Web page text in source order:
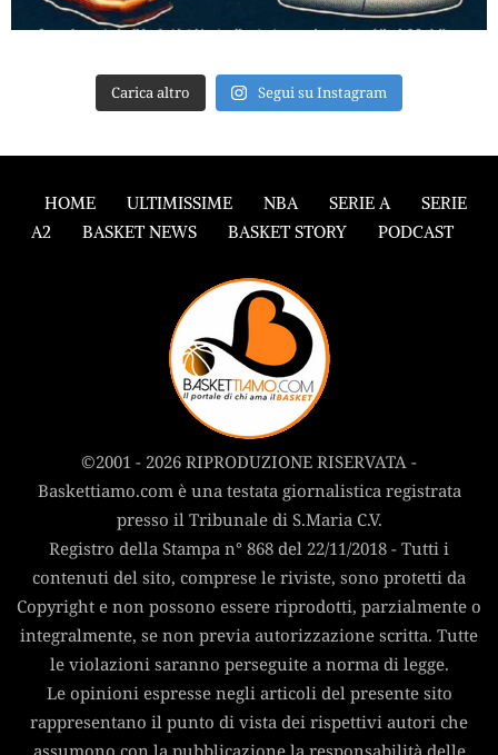
Carica altro Segui su Instagram
HOME ULTIMISSIME NBA SERIE A
SERIE
A2
BASKET NEWS BASKET STORY PODCAST
©2001 - 2026 RIPRODUZIONE RISERVATA -
Baskettiamo.com è una testata giornalistica registrata
presso il Tribunale di S.Maria C.V.
Registro della Stampa n° 868 del 22/11/2018 - Tutti i
contenuti del sito, comprese le riviste, sono protetti da
Copyright e non possono essere riprodotti, parzialmente o
integralmente, se non previa autorizzazione scritta. Tutte
le violazioni saranno perseguite a norma di legge.
Le opinioni espresse negli articoli del presente sito
rappresentano il punto di vista dei rispettivi autori che
assumono con la pubblicazione la responsabilità delle